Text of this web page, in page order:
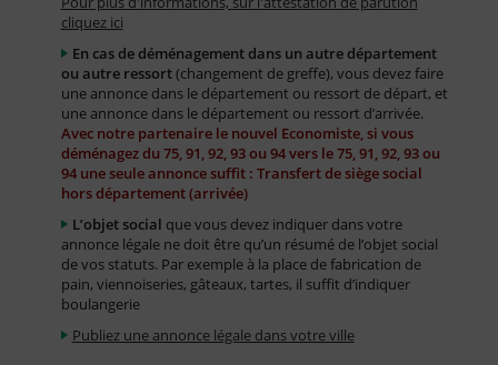
cliquez ici
En cas de déménagement dans un autre département
ou autre ressort(changement de greffe), vous devez faire
une annonce dans le département ou ressort de départ, et
une annonce dans le département ou ressort d’arrivée.
Avec notre partenaire le nouvel Economiste, si vous
déménagez du 75, 91, 92, 93 ou 94 vers le 75, 91, 92, 93 ou
94 une seule annonce suffit : Transfert de siège social
hors département (arrivée)
L’objet social que vous devez indiquer dans votre
annonce légale ne doit être qu’un résumé de l’objet social
de vos statuts. Par exemple à la place de fabrication de
pain, viennoiseries, gâteaux, tartes, il suffit d’indiquer
boulangerie
Publiez une annonce légale dans votre ville